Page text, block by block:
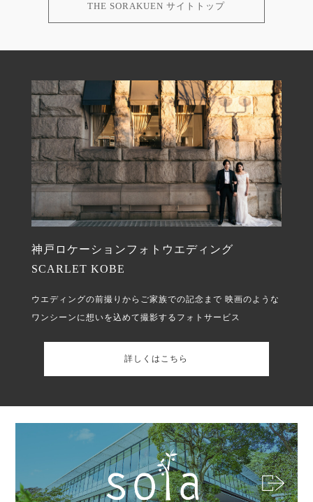
THE SORAKUEN サイトトップ
神戸ロケーションフォトウエディング
SCARLET KOBE
ウエディングの前撮りからご家族での記念まで 映画のような
ワンシーンに想いを込めて撮影するフォトサービス
詳しくはこちら